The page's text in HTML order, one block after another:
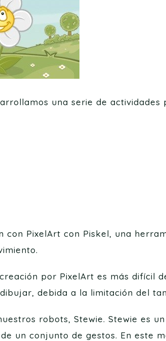
una serie de actividades
PixelArt con Piskel, una
por PixelArt es más difícil
debida a la limitación del
robots, Stewie. Stewie es
un conjunto de gestos. En este